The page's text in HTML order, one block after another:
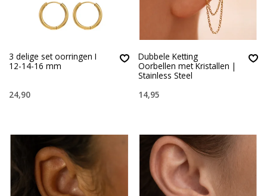
3 delige set oorringen I
12-14-16 mm
24,90
Dubbele Ketting
Oorbellen met Kristallen |
Stainless Steel
14,95